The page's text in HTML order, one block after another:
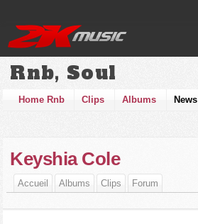
Rnb, Soul
Home Rnb Clips Albums News
Keyshia Cole
Accueil Albums Clips Forum